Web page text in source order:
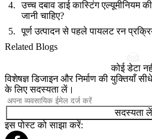
उच्च दबाव डाई कास्टिंग एल्यूमीनियम
जानी चाहिए?
पूर्ण उत्पादन से पहले पायलट रन
Related Blogs
कोई डेटा
विशेषज्ञ डिजाइन और निर्माण की युक्तियाँ
के लिए सदस्यता लें।
सदस्यता लें
इस पोस्ट को साझा करें: